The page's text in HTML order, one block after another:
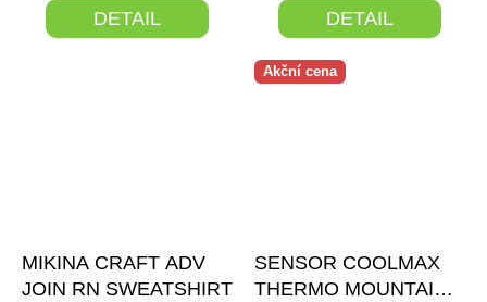
DETAIL DETAIL
MIKINA CRAFT ADV
JOIN RN SWEATSHIRT
Akční cena
SENSOR COOLMAX
THERMO MOUNTAINS